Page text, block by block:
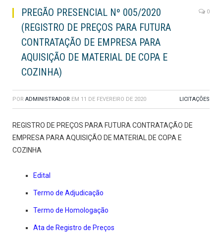
PREGÃO PRESENCIAL Nº 005/2020
(REGISTRO DE PREÇOS PARA FUTURA
CONTRATAÇÃO DE EMPRESA PARA
AQUISIÇÃO DE MATERIAL DE COPA E
COZINHA)
0
POR ADMINISTRADOR EM 11 DE FEVEREIRO DE 2020 LICITAÇÕES
REGISTRO DE PREÇOS PARA FUTURA CONTRATAÇÃO DE
EMPRESA PARA AQUISIÇÃO DE MATERIAL DE COPA E
COZINHA
Edital
Termo de Adjudicação
Termo de Homologação
Ata de Registro de Preços